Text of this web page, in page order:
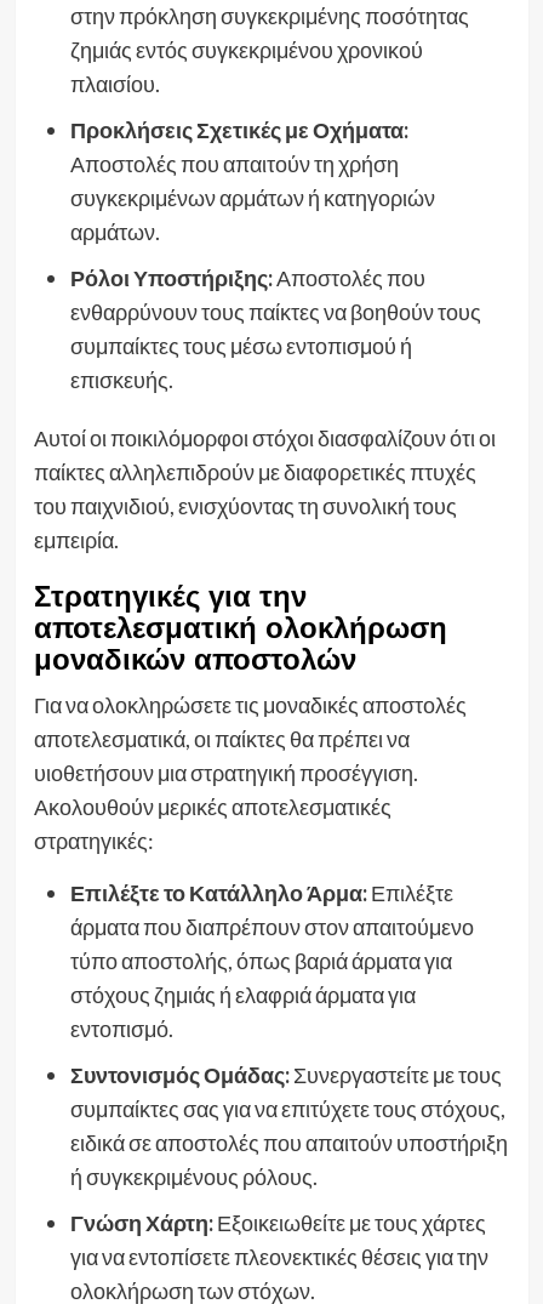
στην πρόκληση συγκεκριμένης ποσότητας
ζημιάς εντός συγκεκριμένου χρονικού
πλαισίου.
Προκλήσεις Σχετικές με Οχήματα:
Αποστολές που απαιτούν τη χρήση
συγκεκριμένων αρμάτων ή κατηγοριών
αρμάτων.
Ρόλοι Υποστήριξης:Αποστολές που
ενθαρρύνουν τους παίκτες να βοηθούν τους
συμπαίκτες τους μέσω εντοπισμού ή
επισκευής.
Αυτοί οι ποικιλόμορφοι στόχοι διασφαλίζουν ότι οι
παίκτες αλληλεπιδρούν με διαφορετικές πτυχές
του παιχνιδιού, ενισχύοντας τη συνολική τους
εμπειρία.
Στρατηγικές για την
αποτελεσματική ολοκλήρωση
μοναδικών αποστολών
Για να ολοκληρώσετε τις μοναδικές αποστολές
αποτελεσματικά, οι παίκτες θα πρέπει να
υιοθετήσουν μια στρατηγική προσέγγιση.
Ακολουθούν μερικές αποτελεσματικές
στρατηγικές:
Επιλέξτε το Κατάλληλο Άρμα:Επιλέξτε
άρματα που διαπρέπουν στον απαιτούμενο
τύπο αποστολής, όπως βαριά άρματα για
στόχους ζημιάς ή ελαφριά άρματα για
εντοπισμό.
Συντονισμός Ομάδας:Συνεργαστείτε με τους
συμπαίκτες σας για να επιτύχετε τους στόχους,
ειδικά σε αποστολές που απαιτούν υποστήριξη
ή συγκεκριμένους ρόλους.
Γνώση Χάρτη:Εξοικειωθείτε με τους χάρτες
για να εντοπίσετε πλεονεκτικές θέσεις για την
ολοκλήρωση των στόχων.